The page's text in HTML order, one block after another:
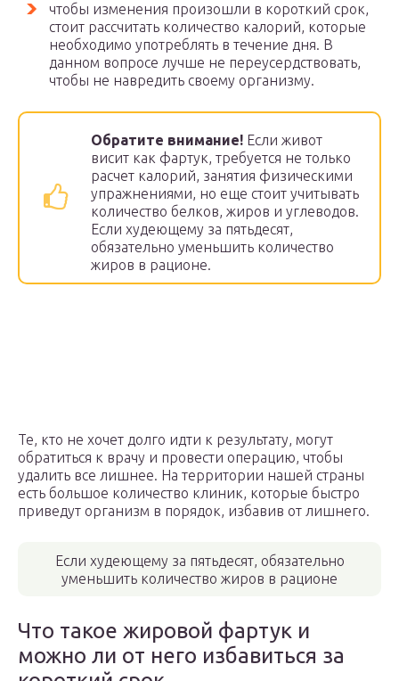
чтобы изменения произошли в короткий срок,
стоит рассчитать количество калорий, которые
необходимо употреблять в течение дня. В
данном вопросе лучше не переусердствовать,
чтобы не навредить своему организму.
Обратите внимание! Если живот
висит как фартук, требуется не только
расчет калорий, занятия физическими
упражнениями, но еще стоит учитывать
количество белков, жиров и углеводов.
Если худеющему за пятьдесят,
обязательно уменьшить количество
жиров в рационе.
Те, кто не хочет долго идти к результату, могут
обратиться к врачу и провести операцию, чтобы
удалить все лишнее. На территории нашей страны
есть большое количество клиник, которые быстро
приведут организм в порядок, избавив от лишнего.
Если худеющему за пятьдесят, обязательно
уменьшить количество жиров в рационе
Что такое жировой фартук и
можно ли от него избавиться за